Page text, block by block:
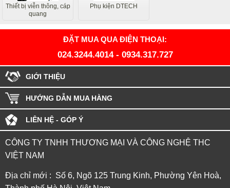
Thiết bị viễn thông, cáp
quang
Phụ kiện DTECH
ĐẶT MUA QUA ĐIỆN THOẠI:
024.3244.4014- 0934.317.727
GIỚI THIỆU
HƯỚNG DẪN MUA HÀNG
LIÊN HỆ - GÓP Ý
CÔNG TY TNHH THƯƠNG MẠI VÀ CÔNG NGHỆ THC
VIỆT NAM
Địa chỉ mới : Số 6, Ngõ 125 Trung Kinh, Phường Yên Hoà,